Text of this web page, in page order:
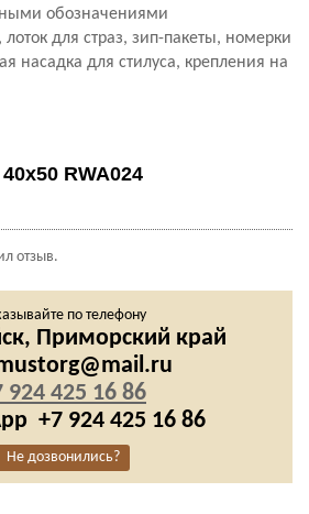
обозначениями
лоток для страз, зип-пакеты, номерки
насадка для стилуса, крепления на
RWA024
отзыв.
по телефону
Приморский край
924 425 16 86
+7 924 425 16 86
Не дозвонились?